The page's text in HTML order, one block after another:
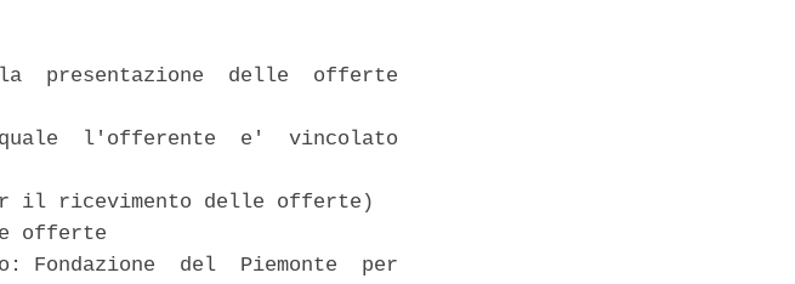
presentazione  delle  offerte
l'offerente  e'  vincolato
il ricevimento delle offerte)
offerte
Fondazione  del  Piemonte  per